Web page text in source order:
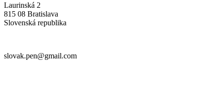
Laurinská 2
815 08 Bratislava
Slovenská republika
slovak.pen@gmail.com